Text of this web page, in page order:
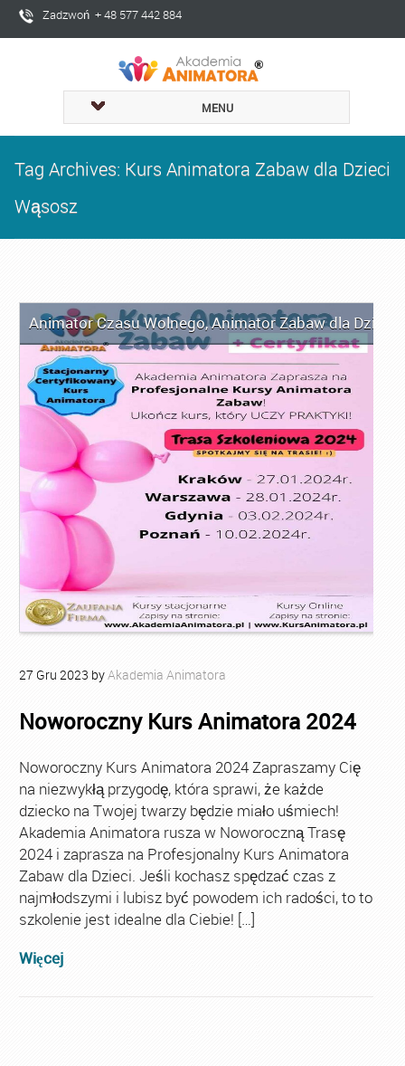
Zadzwoń + 48 577 442 884
MENU
Tag Archives: Kurs Animatora Zabaw dla Dzieci
Wąsosz
Animator Czasu Wolnego,Animator Zabaw dla Dzieci
27 Gru 2023 byAkademia Animatora
Noworoczny Kurs Animatora 2024
Noworoczny Kurs Animatora 2024 Zapraszamy Cię
na niezwykłą przygodę, która sprawi, że każde
dziecko na Twojej twarzy będzie miało uśmiech!
Akademia Animatora rusza w Noworoczną Trasę
2024 i zaprasza na Profesjonalny Kurs Animatora
Zabaw dla Dzieci. Jeśli kochasz spędzać czas z
najmłodszymi i lubisz być powodem ich radości, to to
szkolenie jest idealne dla Ciebie! […]
Więcej